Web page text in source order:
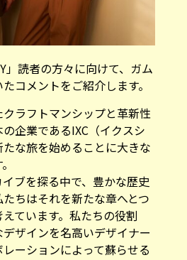
」読者の方々に向けて、ガム
コメントをご紹介します。
クラフトマンシップと革新性
企業であるIXC（イクスシ
な旅を始めることに大きな
ブを探る中で、豊かな歴史
ちはそれを新たな章へとつ
ています。私たちの役割
ザインを名高いデザイナー
ーションによって蘇らせる